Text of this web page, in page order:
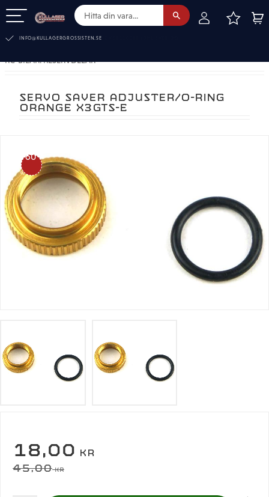
INFO@KULLAGERGROSSISTEN.SE
RC-BILAR. RESERVDELAR
SERVO SAVER ADJUSTER/O-RING
ORANGE X3GTS-E
60
%
NEDSATT PRIS:
18,00 KR
ORDINARIE PRIS:
45,00KR